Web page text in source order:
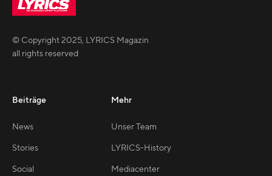
© Copyright2025, LYRICS Magazin
all rights reserved
Beiträge
News
Stories
Social
Mehr
Unser Team
LYRICS-History
Mediacenter